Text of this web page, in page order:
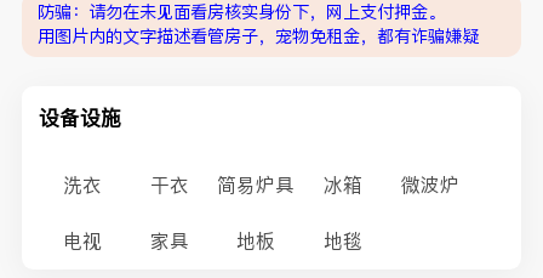
防骗：请勿在未见面看房核实身份下，网上支付押金。
用图片内的文字描述看管房子，宠物免租金，都有诈骗嫌疑
设备设施
洗衣 干衣 简易炉具 冰箱 微波炉
电视 家具 地板 地毯